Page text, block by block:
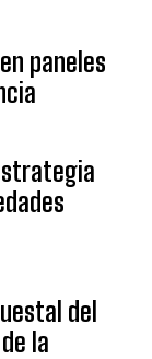
paneles
del
la